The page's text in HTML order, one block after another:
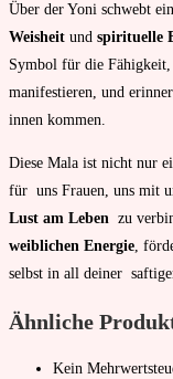
Über der Yoni schwebt
Weisheit und spirituelle
Symbol für die Fähigkeit,
manifestieren, und
innen kommen.
Diese Mala ist nicht nur
für uns Frauen, uns mit
Lust am Leben zu
weiblichen Energie,
selbst in all deiner
Ähnliche
Kein